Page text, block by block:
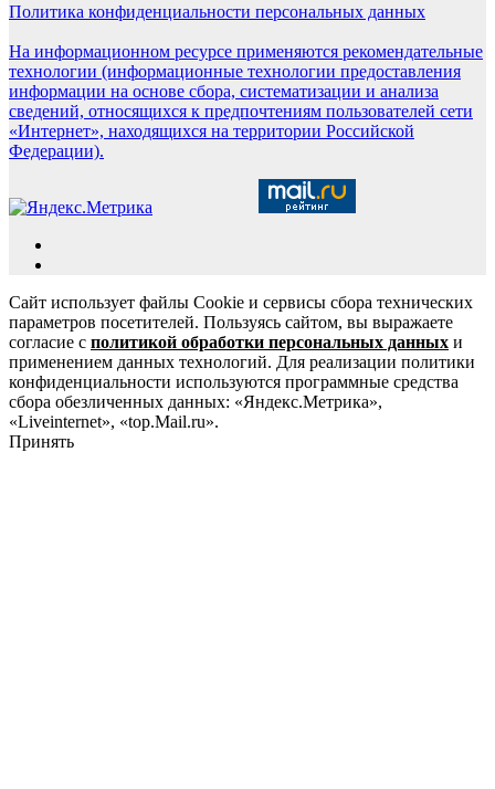
Политика конфиденциальности персональных данных
На информационном ресурсе применяются рекомендательные
технологии (информационные технологии предоставления
информации на основе сбора, систематизации и анализа
сведений, относящихся к предпочтениям пользователей сети
«Интернет», находящихся на территории Российской
Федерации).
Сайт использует файлы Cookie и сервисы сбора технических
параметров посетителей. Пользуясь сайтом, вы выражаете
согласие с политикой обработки персональных данных и
применением данных технологий. Для реализации политики
конфиденциальности используются программные средства
сбора обезличенных данных: «Яндекс.Метрика»,
«Liveinternet», «top.Mail.ru».
Принять